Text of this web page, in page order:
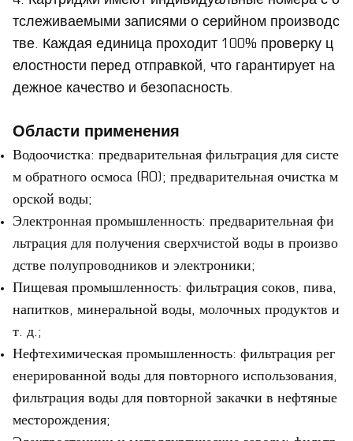
тслеживаемыми записями о серийном производс
тве. Каждая единица проходит 100% проверку ц
елостности перед отправкой, что гарантирует на
дежное качество и безопасность.
Области применения
Водоочистка: предварительная фильтрация для систе
м обратного осмоса (RO); предварительная очистка м
орской воды;
Электронная промышленность: предварительная фи
льтрация для получения сверхчистой воды в произво
дстве полупроводников и электроники;
Пищевая промышленность: фильтрация соков, пива,
напитков, минеральной воды, молочных продуктов и
т. д.;
Нефтехимическая промышленность: фильтрация рег
енерированной воды для повторного использования,
фильтрация воды для повторной закачки в нефтяные
месторождения;